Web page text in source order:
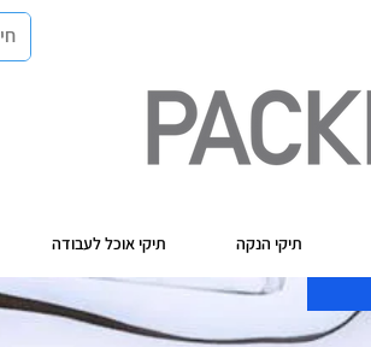
תיקי הנקה תיקי אוכל לעבודה